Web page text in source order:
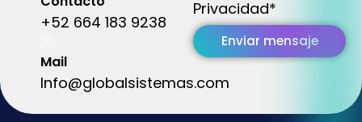
+52 664 183 9238
Mail
Info@globalsistemas.com
Privacidad*
Enviar mensaje